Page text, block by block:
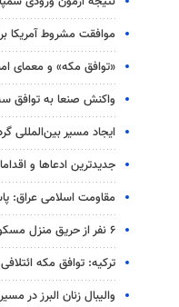
موافقت مشروط آمریکا
«توافق مکه» و معمای
واکنش صنعا به توافق
ایجاد مسیر بین‌المللی
جدیدترین ادعاها و
مقاومت اسلامی عراق:
۶ نفر از حریق منزل مسکونی در مشهد نجات یافتند
ترکیه: توافق مکه
والیبال زنان البرز در